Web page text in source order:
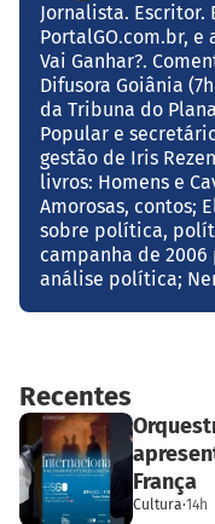
Jornalista.
PortalGO.com.br,
Vai Ganhar?.
Difusora Goiânia
da Tribuna do
Popular e
gestão de Iris
livros: Homens e
Amorosas, contos;
sobre política,
campanha de 2006
análise política;
Recentes
França
Cultura·14h